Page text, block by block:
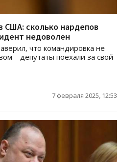
США: сколько нардепов
недоволен
что командировка не
– депутаты поехали за свой
7 февраля 2025, 12:53